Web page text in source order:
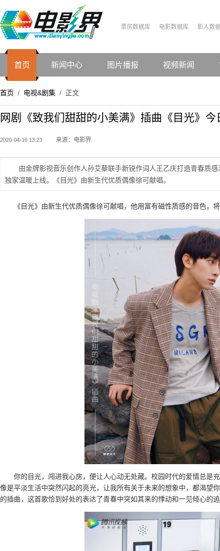
票房数据库 电影数据库 影人数
首页 新闻中心 图片播报 视频新闻
首页 / 电视&剧集 / 正文
网剧《致我们甜甜的小美满》插曲《目光》今
2020-04-16 13:23 来源：电影界
由金牌影视音乐创作人孙艾藜联手新锐作词人王乙庆打造青春质
独家温暖上线。《目光》由新生代优质偶像徐可献唱。
《目光》由新生代优质偶像徐可献唱，他用富有磁性质感的音色
你的目光，闯进我心房，便让人心动无处藏。校园时代的爱情总是
像是平淡生活中突然闪起的亮光，让我所有关于未来的想象中，都渴望
的插曲，这首歌恰到好处的表达了青春中突如其来的悸动和一见倾心的